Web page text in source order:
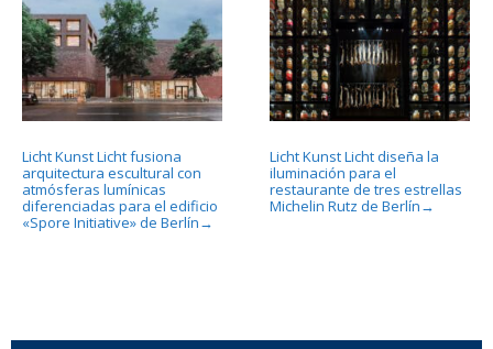
Licht Kunst Licht fusiona
arquitectura escultural con
atmósferas lumínicas
diferenciadas para el edificio
«Spore Initiative» de Berlín →
Licht Kunst Licht diseña la
iluminación para el
restaurante de tres estrellas
Michelin Rutz de Berlín →